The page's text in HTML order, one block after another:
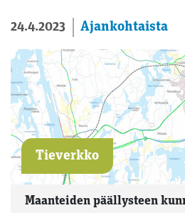
24.4.2023 Ajankohtaista
Tieverkko
Maanteiden päällysteen